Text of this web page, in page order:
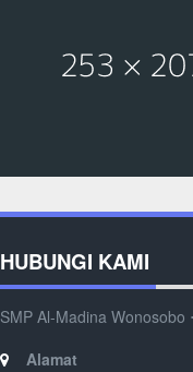
HUBUNGI KAMI
SMP Al-Madina Wonosobo
Alamat